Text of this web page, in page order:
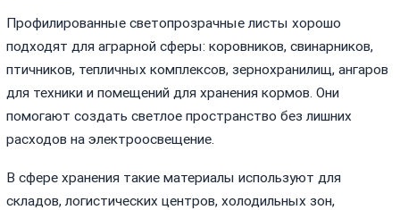
Профилированные светопрозрачные листы хорошо
подходят для аграрной сферы: коровников, свинарников,
птичников, тепличных комплексов, зернохранилищ, ангаров
для техники и помещений для хранения кормов. Они
помогают создать светлое пространство без лишних
расходов на электроосвещение.
В сфере хранения такие материалы используют для
складов, логистических центров, холодильных зон,